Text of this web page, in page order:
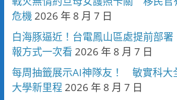
危機2026 年 8 月 7 日
白海豚逼近！台電鳳山區處提前部
報方式一次看 2026 年 8 月 7 日
每周抽籤展示AI神隊友！ 敏實科大
大學新里程 2026 年 8 月 7 日